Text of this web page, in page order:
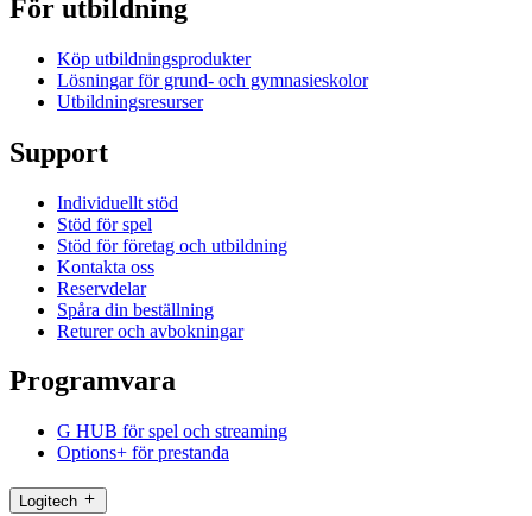
För utbildning
Köp utbildningsprodukter
Lösningar för grund- och gymnasieskolor
Utbildningsresurser
Support
Individuellt stöd
Stöd för spel
Stöd för företag och utbildning
Kontakta oss
Reservdelar
Spåra din beställning
Returer och avbokningar
Programvara
G HUB för spel och streaming
Options+ för prestanda
Logitech